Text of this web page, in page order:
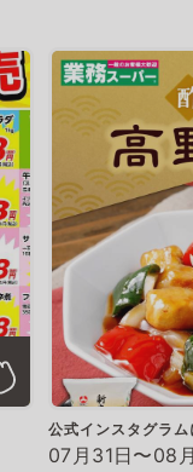
公式インスタグラ
07月31日〜08